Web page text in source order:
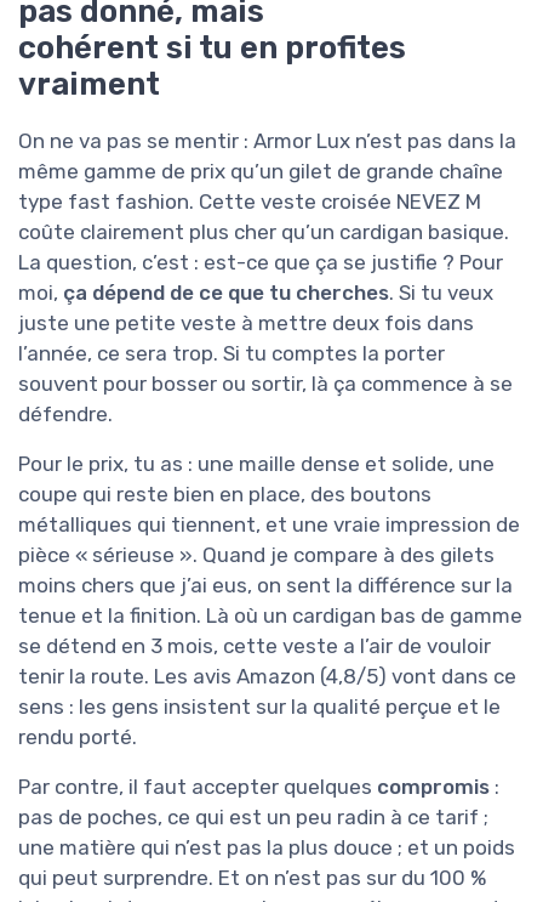
pas donné, mais
cohérent si tu en profites
vraiment
On ne va pas se mentir : Armor Lux n’est pas dans la
même gamme de prix qu’un gilet de grande chaîne
type fast fashion. Cette veste croisée NEVEZ M
coûte clairement plus cher qu’un cardigan basique.
La question, c’est : est-ce que ça se justifie ? Pour
moi, ça dépend de ce que tu cherches. Si tu veux
juste une petite veste à mettre deux fois dans
l’année, ce sera trop. Si tu comptes la porter
souvent pour bosser ou sortir, là ça commence à se
défendre.
Pour le prix, tu as : une maille dense et solide, une
coupe qui reste bien en place, des boutons
métalliques qui tiennent, et une vraie impression de
pièce « sérieuse ». Quand je compare à des gilets
moins chers que j’ai eus, on sent la différence sur la
tenue et la finition. Là où un cardigan bas de gamme
se détend en 3 mois, cette veste a l’air de vouloir
tenir la route. Les avis Amazon (4,8/5) vont dans ce
sens : les gens insistent sur la qualité perçue et le
rendu porté.
Par contre, il faut accepter quelques compromis :
pas de poches, ce qui est un peu radin à ce tarif ;
une matière qui n’est pas la plus douce ; et un poids
qui peut surprendre. Et on n’est pas sur du 100 %